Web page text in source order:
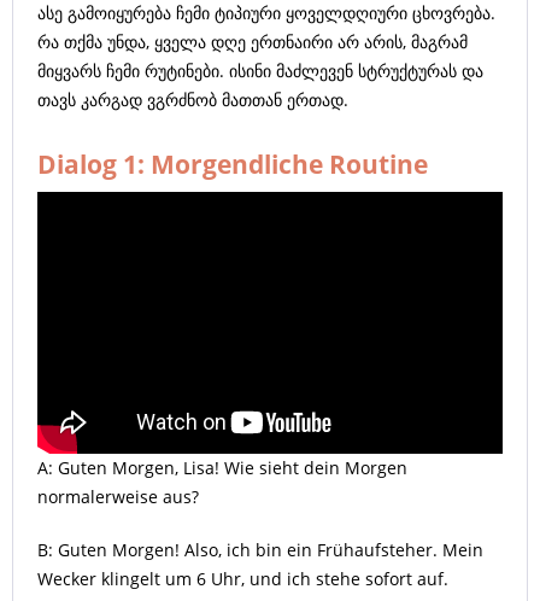
ასე გამოიყურება ჩემი ტიპიური ყოველდღიური ცხოვრება.
რა თქმა უნდა, ყველა დღე ერთნაირი არ არის, მაგრამ
მიყვარს ჩემი რუტინები. ისინი მაძლევენ სტრუქტურას და
თავს კარგად ვგრძნობ მათთან ერთად.
Dialog 1: Morgendliche Routine
A: Guten Morgen, Lisa! Wie sieht dein Morgen
normalerweise aus?
B: Guten Morgen! Also, ich bin ein Frühaufsteher. Mein
Wecker klingelt um 6 Uhr, und ich stehe sofort auf.